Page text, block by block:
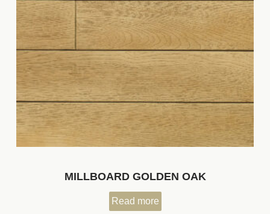
MILLBOARD GOLDEN OAK
Read more